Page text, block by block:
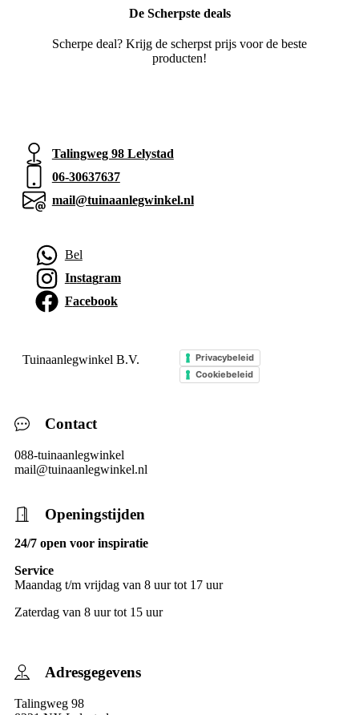
De Scherpste deals
Scherpe deal? Krijg de scherpst prijs voor de beste
producten!
Talingweg 98 Lelystad
06-30637637
mail@tuinaanlegwinkel.nl
Bel
Instagram
Facebook
Tuinaanlegwinkel B.V.
Privacybeleid
Cookiebeleid
Contact
088-tuinaanlegwinkel
mail@tuinaanlegwinkel.nl
Openingstijden
24/7 open voor inspiratie
Service
Maandag t/m vrijdag van 8 uur tot 17 uur
Zaterdag van 8 uur tot 15 uur
Adresgegevens
Talingweg 98